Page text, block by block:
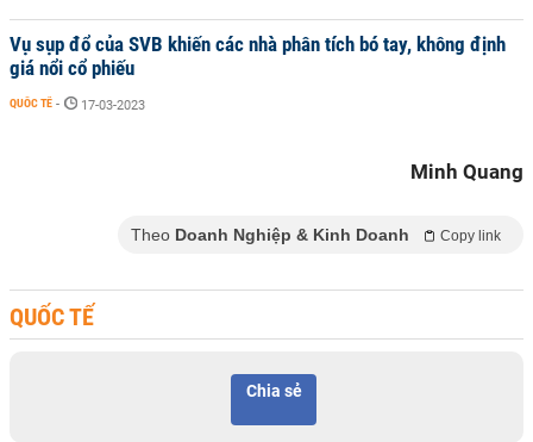
Vụ sụp đổ của SVB khiến các nhà phân tích bó tay, không định
giá nổi cổ phiếu
QUỐC TẾ - 17-03-2023
Minh Quang
Theo Doanh Nghiệp & Kinh Doanh Copy link
QUỐC TẾ
Chia sẻ